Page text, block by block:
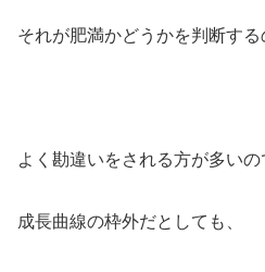
それが肥満かどうかを判断する
よく勘違いをされる方が多いの
成長曲線の枠外だとしても、